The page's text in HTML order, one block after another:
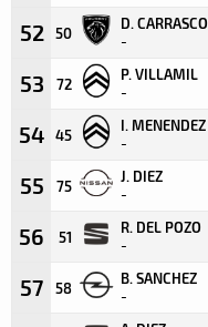
52 50
D. CARRASCO
-
53 72
P. VILLAMIL
-
54 45
I. MENENDEZ
-
55 75
J. DIEZ
-
56 51
R. DEL POZO
-
57 58
B. SANCHEZ
-